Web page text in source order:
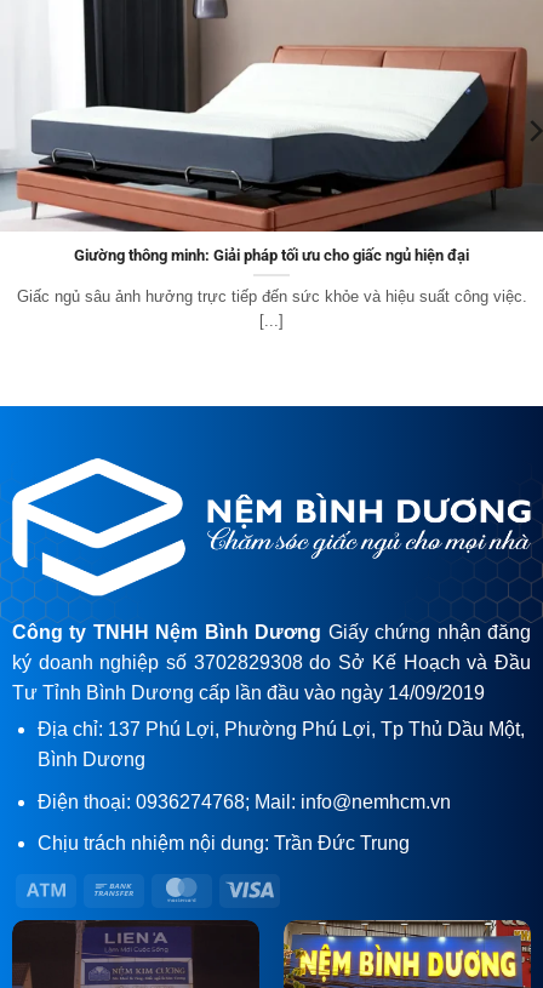
Tác dụng của Thiền đối với giấc ngủ: Cái thiện giấc ngủ ngon và giảm
stress
Bạn có thường xuyên cảm thấy khó ngủ, trằn trọc hàng giờ trên giường
Công ty TNHH Nệm Bình Dương Giấy chứng nhận đăng
ký doanh nghiệp số 3702829308 do Sở Kế Hoạch và Đầu
Tư Tỉnh Bình Dương cấp lần đầu vào ngày 14/09/2019
Địa chỉ: 137 Phú Lợi, Phường Phú Lợi, Tp Thủ Dầu Một,
Bình Dương
Điện thoại: 0936274768; Mail: info@nemhcm.vn
Chịu trách nhiệm nội dung: Trần Đức Trung
Atm
Bank
MasterCard